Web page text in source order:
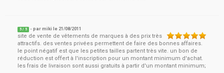
5 / 5 - parmiki le 21/08/2011
site de vente de vêtements de marques à des prix très
attractifs. des ventes privées permettent de faire des bonnes affaires.
le point négatif est que les petites tailles partent très vite. un bon de
réduction est offert à l'inscription pour un montant minimum d'achat.
les frais de livraison sont aussi gratuits à partir d'un montant minimum;